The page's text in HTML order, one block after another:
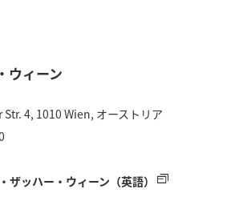
ウィーン
4, 1010 Wien, オーストリア
ザッハー・ウィーン（英語）